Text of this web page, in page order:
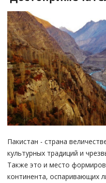
Пакистан - страна
культурных традиций и
Также это и место
континента, оспаривающих